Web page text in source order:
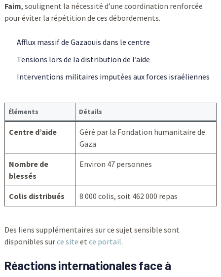
Faim, soulignent la nécessité d’une coordination renforcée
pour éviter la répétition de ces débordements.
Afflux massif de Gazaouis dans le centre
Tensions lors de la distribution de l’aide
Interventions militaires imputées aux forces israéliennes
Éléments Détails
Centre d’aide
Géré par la Fondation humanitaire de
Gaza
Nombre de
blessés
Environ 47 personnes
Colis distribués 8 000 colis, soit 462 000 repas
Des liens supplémentaires sur ce sujet sensible sont
disponibles surce site et ce portail.
Réactions internationales face à